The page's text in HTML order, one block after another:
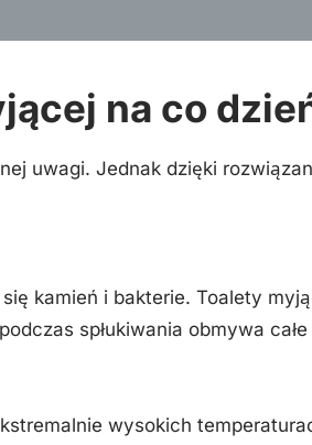
na co
uwagi. Jednak dzięki
kamień i bakterie. Toalety
spłukiwania obmywa
wysokich